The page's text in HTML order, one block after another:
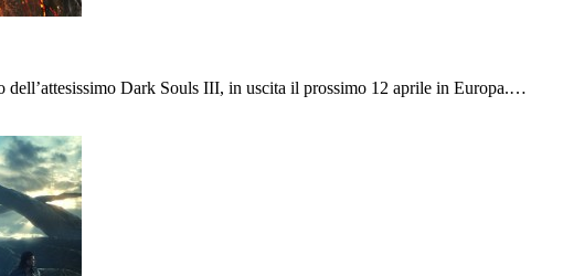
Dark Souls III, in uscita il prossimo 12 aprile in Europa.…